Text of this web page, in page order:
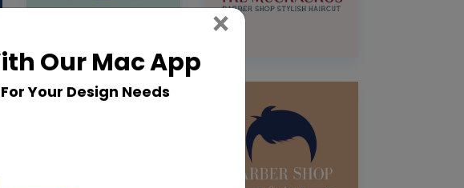
Our Mac App
Your Design Needs
× Close